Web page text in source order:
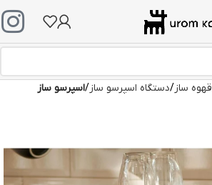
قهوه ساز دستگاه اسپرسو ساز اسپرسو ساز